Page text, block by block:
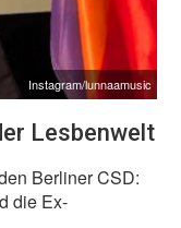
Instagram/lunnaamusic
Lesbenwelt
Berliner CSD:
die Ex-